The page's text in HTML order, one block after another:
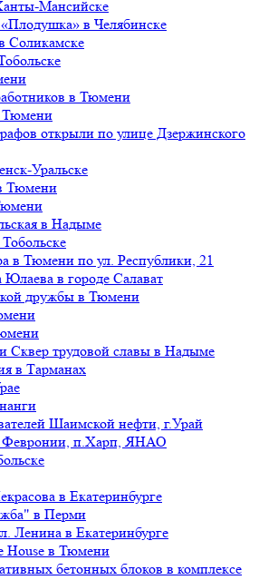
Мансийске
в Челябинске
Соликамске
в Тюмени
Тюмени
открыли по улице Дзержинского
Уральске
Тюмени
в Надыме
в Тюмени по ул. Республики, 21
в городе Салават
дружбы в Тюмени
Сквер трудовой славы в Надыме
в Тарманах
Шаимской нефти, г.Урай
Февронии, п.Харп, ЯНАО
в Екатеринбурге
в Перми
Ленина в Екатеринбурге
House в Тюмени
бетонных блоков в комплексе